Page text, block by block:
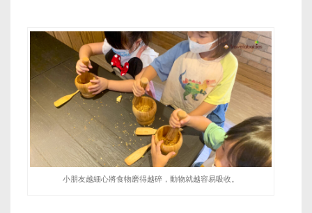
小朋友越細心將食物磨得越碎，動物就越容易吸收。